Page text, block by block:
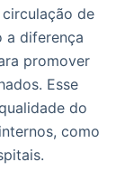
de
a diferença
promover
Esse
do
como